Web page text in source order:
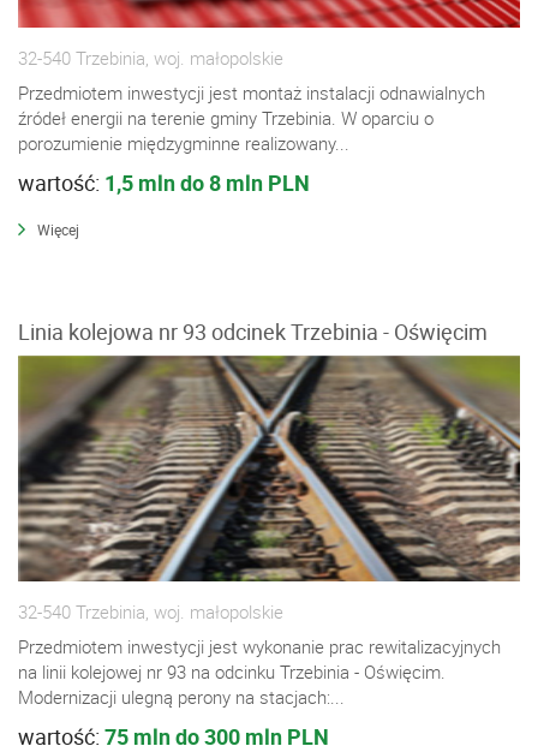
32-540 Trzebinia, woj. małopolskie
Przedmiotem inwestycji jest montaż instalacji odnawialnych
źródeł energii na terenie gminy Trzebinia. W oparciu o
porozumienie międzygminne realizowany...
wartość: 1,5 mln do 8 mln PLN
Więcej
Linia kolejowa nr 93 odcinek Trzebinia - Oświęcim
32-540 Trzebinia, woj. małopolskie
Przedmiotem inwestycji jest wykonanie prac rewitalizacyjnych
na linii kolejowej nr 93 na odcinku Trzebinia - Oświęcim.
Modernizacji ulegną perony na stacjach:...
wartość: 75 mln do 300 mln PLN